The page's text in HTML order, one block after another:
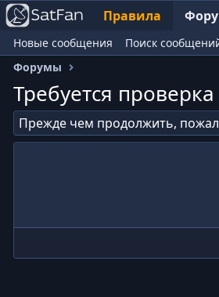
Правила
Новые сообщения
Поиск
Форумы
Требуется проверка
Прежде чем продолжить,